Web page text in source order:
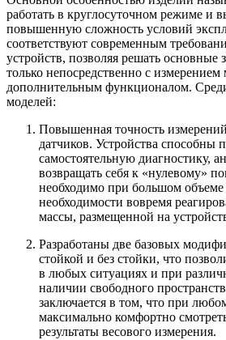
работать в круглосуточном режиме и
повышенную сложность условий
соответствуют современным
устройств, позволяя решать основные
только непосредственно с
дополнительным функционалом.
моделей:
Повышенная точность
датчиков. Устройства способны
самостоятельную диагностику,
возвращать себя к «нулевому»
необходимо при большом
необходимости вовремя
массы, размещенной на
Разработаны две базовых
стойкой и без стойки, что
в любых ситуациях и при
наличии свободного
заключается в том, что при
максимально комфортно
результаты весового измерения.